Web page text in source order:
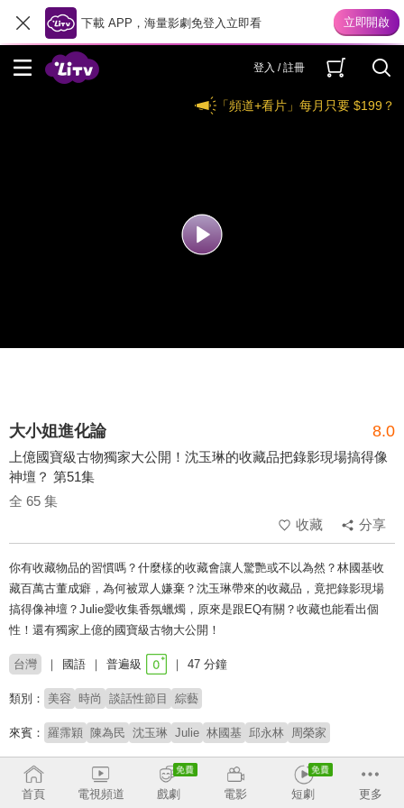
下載 APP，海量影劇免登入立即看
登入 / 註冊
「頻道+看片」每月只要 $199？
大小姐進化論 8.0
上億國寶級古物獨家大公開！沈玉琳的收藏品把錄影現場搞得像
神壇？ 第51集
全 65 集
收藏
分享
你有收藏物品的習慣嗎？什麼樣的收藏會讓人驚艷或不以為然？林國基收
藏百萬古董成癖，為何被眾人嫌棄？沈玉琳帶來的收藏品，竟把錄影現場
搞得像神壇？Julie愛收集香氛蠟燭，原來是跟EQ有關？收藏也能看出個
性！還有獨家上億的國寶級古物大公開！
台灣 國語 普遍級 47 分鐘
類別： 美容 時尚 談話性節目 綜藝
來賓： 羅霈穎 陳為民 沈玉琳 Julie 林國基 邱永林 周榮家
主持： 林慧萍
首頁 電視頻道 戲劇 電影 短劇 更多